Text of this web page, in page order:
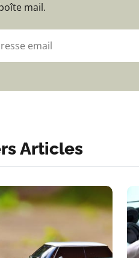
mail.
Articles